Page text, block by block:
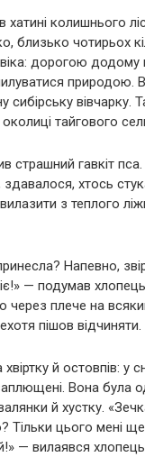
хатині колишнього
близько чотирьох
дорогою додому
природою.
сибірську вівчарку.
тайгового
страшний гавкіт
хтось
з теплого
Напевно,
— подумав
через плече на
пішов відчиняти.
й остовпів: у
Вона була
й хустку.
Тільки цього мені
— вилаявся